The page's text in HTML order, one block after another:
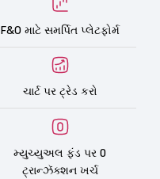
F&O માટે સમર્પિત પ્લેટફોર્મ
ચાર્ટ પર ટ્રેડ કરો
મ્યુચ્યુઅલ ફંડ પર 0
ટ્રાન્ઝૅક્શન ખર્ચ